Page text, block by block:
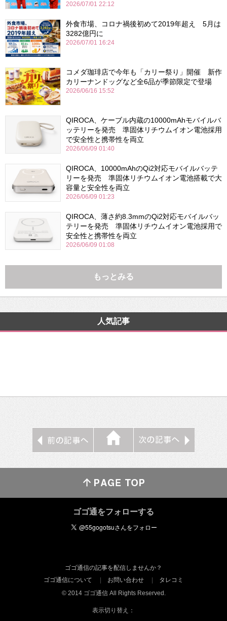
2026/07/01 22:12
外食市場、コロナ禍後初めて2019年超え 5月は
3282億円に
2026/07/01 16:24
コメダ珈琲店で今年も「カリー祭り」開催 新作
カリーナンドッグなど全6品が季節限定で登場
2026/06/16 15:52
QIROCA、ケーブル内蔵の10000mAhモバイルバ
ッテリーを発売 準固体リチウムイオン電池採用
で安全性と携帯性を両立
2026/06/09 01:40
QIROCA、10000mAhのQi2対応モバイルバッテ
リーを発売 準固体リチウムイオン電池搭載で大
容量と安全性を両立
2026/06/09 01:23
QIROCA、薄さ約8.3mmのQi2対応モバイルバッ
テリーを発売 準固体リチウムイオン電池採用で
安全性と携帯性を両立
2026/06/09 01:08
もっとみる
人気記事
ゴゴ通をフォローする
ゴゴ通信の記事を配信しませんか？
ゴゴ通信について
お問い合わせ
タレコミ
© 2014 ゴゴ通信 All Rights Reserved.
表示切り替え：